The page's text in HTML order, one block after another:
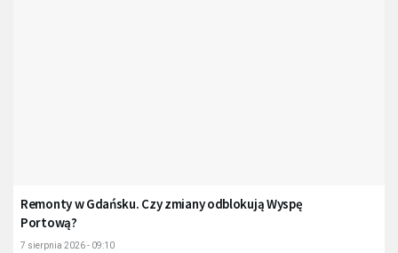
Remonty w Gdańsku. Czy zmiany odblokują Wyspę
Portową?
7 sierpnia 2026 - 09:10